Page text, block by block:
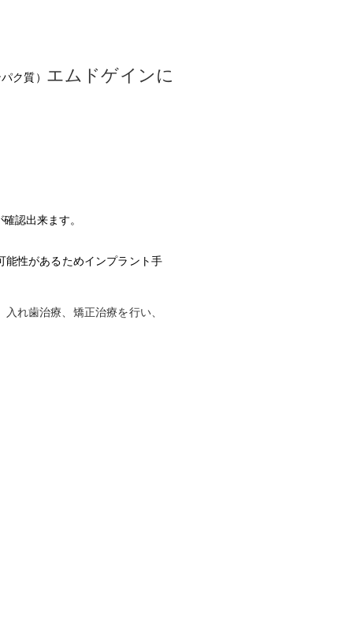
ク質） エムドゲインに
確認出来ます。
能性があるためインプラント手
れ歯治療、矯正治療を行い、